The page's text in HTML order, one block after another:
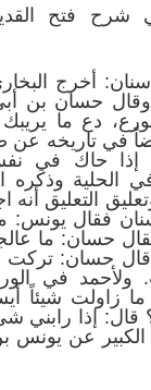
فتح
أخرج
حسان بن
دع ما
في تاريخه
إذا حاك في
الحلية
التعليق
فقال يونس:
حسان: ما
حسان: تركت
ولأحمد في
زاولت شيئاً
إذا رابني
الكبير عن يونس